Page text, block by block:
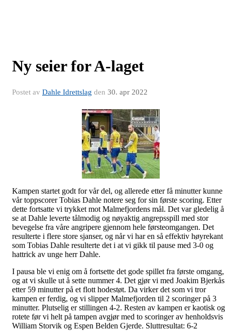
Ny seier for A-laget
Postet av Dahle Idrettslag den 30. apr 2022
Kampen startet godt for vår del, og allerede etter få minutter kunne
vår toppscorer Tobias Dahle notere seg for sin første scoring. Etter
dette fortsatte vi trykket mot Malmefjordens mål. Det var gledelig å
se at Dahle leverte tålmodig og nøyaktig angrepsspill med stor
bevegelse fra våre angripere gjennom hele førsteomgangen. Det
resulterte i flere store sjanser, og når vi har en så effektiv høyrekant
som Tobias Dahle resulterte det i at vi gikk til pause med 3-0 og
hattrick av unge herr Dahle.
I pausa ble vi enig om å fortsette det gode spillet fra første omgang,
og at vi skulle ut å sette nummer 4. Det gjør vi med Joakim Bjerkås
etter 59 minutter på et flott hodestøt. Da virker det som vi tror
kampen er ferdig, og vi slipper Malmefjorden til 2 scoringer på 3
minutter. Plutselig er stillingen 4-2. Resten av kampen er kaotisk og
rotete før vi helt på tampen avgjør med to scoringer av henholdsvis
William Storvik og Espen Belden Gjerde. Sluttresultat: 6-2